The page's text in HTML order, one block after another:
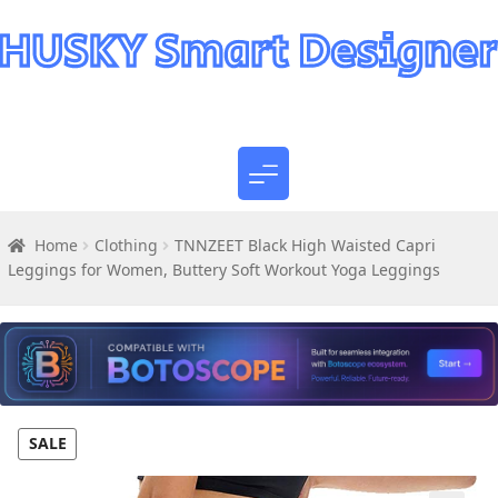
Home Clothing
TNNZEET Black High Waisted Capri
Leggings for Women, Buttery Soft Workout Yoga Leggings
SALE